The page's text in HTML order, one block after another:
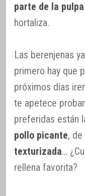
parte de la pulpa
hortaliza.
Las berenjenas
primero hay que
próximos días
te apetece
preferidas están
pollo picante, de
texturizada…
rellena favorita?